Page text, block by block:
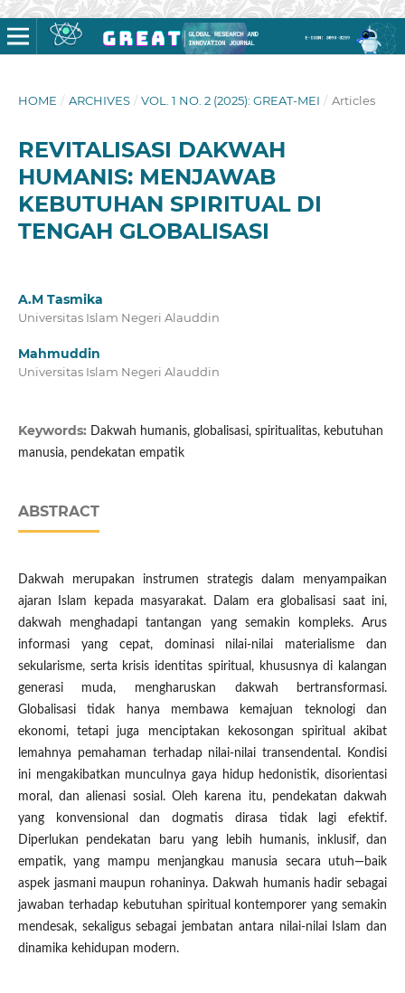
HOME / ARCHIVES / VOL. 1 NO. 2 (2025): GREAT-MEI / Articles
REVITALISASI DAKWAH
HUMANIS: MENJAWAB
KEBUTUHAN SPIRITUAL DI
TENGAH GLOBALISASI
A.M Tasmika
Universitas Islam Negeri Alauddin
Mahmuddin
Universitas Islam Negeri Alauddin
Keywords: Dakwah humanis, globalisasi, spiritualitas, kebutuhan
manusia, pendekatan empatik
ABSTRACT
Dakwah merupakan instrumen strategis dalam menyampaikan
ajaran Islam kepada masyarakat. Dalam era globalisasi saat ini,
dakwah menghadapi tantangan yang semakin kompleks. Arus
informasi yang cepat, dominasi nilai-nilai materialisme dan
sekularisme, serta krisis identitas spiritual, khususnya di kalangan
generasi muda, mengharuskan dakwah bertransformasi.
Globalisasi tidak hanya membawa kemajuan teknologi dan
ekonomi, tetapi juga menciptakan kekosongan spiritual akibat
lemahnya pemahaman terhadap nilai-nilai transendental. Kondisi
ini mengakibatkan munculnya gaya hidup hedonistik, disorientasi
moral, dan alienasi sosial. Oleh karena itu, pendekatan dakwah
yang konvensional dan dogmatis dirasa tidak lagi efektif.
Diperlukan pendekatan baru yang lebih humanis, inklusif, dan
empatik, yang mampu menjangkau manusia secara utuh—baik
aspek jasmani maupun rohaninya. Dakwah humanis hadir sebagai
jawaban terhadap kebutuhan spiritual kontemporer yang semakin
mendesak, sekaligus sebagai jembatan antara nilai-nilai Islam dan
dinamika kehidupan modern.